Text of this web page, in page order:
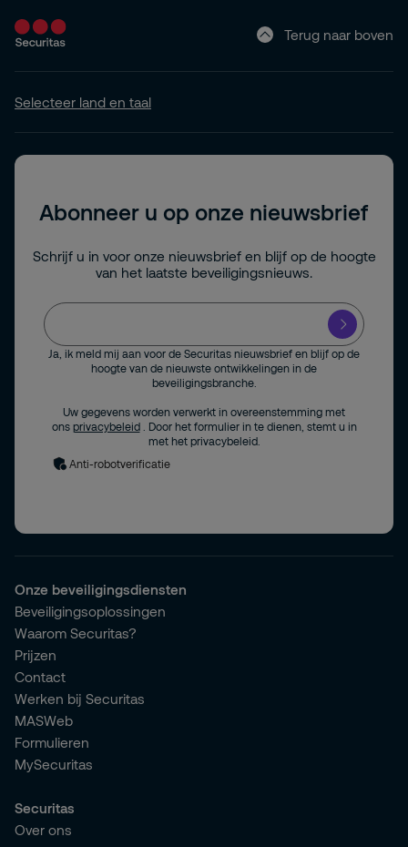
Terug naar boven
Selecteer land en taal
Abonneer u op onze nieuwsbrief
Schrijf u in voor onze nieuwsbrief en blijf op de hoogte
van het laatste beveiligingsnieuws.
Ja, ik meld mij aan voor de Securitas nieuwsbrief en blijf op de
hoogte van de nieuwste ontwikkelingen in de
beveiligingsbranche.
Uw gegevens worden verwerkt in overeenstemming met
ons privacybeleid
. Door het formulier in te dienen, stemt u in
met het privacybeleid.
Anti-robotverificatie
Onze beveiligingsdiensten
Beveiligingsoplossingen
Waarom Securitas?
Prijzen
Contact
Werken bij Securitas
MASWeb
Formulieren
MySecuritas
Securitas
Over ons